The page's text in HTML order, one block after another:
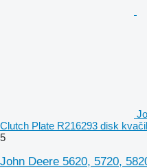
Clutch Plate R216293 disk
5
John Deere 5620, 5720,